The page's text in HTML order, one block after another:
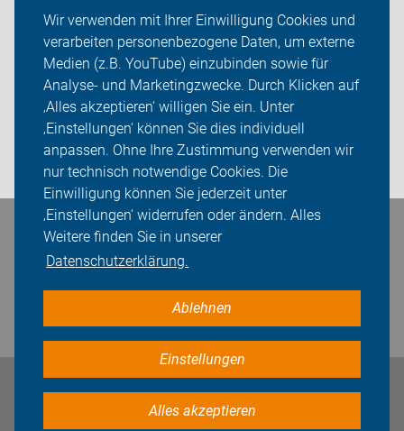
Wir verwenden mit Ihrer Einwilligung Cookies und
verarbeiten personenbezogene Daten, um externe
Medien (z.B. YouTube) einzubinden sowie für
Analyse- und Marketingzwecke. Durch Klicken auf
‚Alles akzeptieren‘ willigen Sie ein. Unter
‚Einstellungen‘ können Sie dies individuell
anpassen. Ohne Ihre Zustimmung verwenden wir
nur technisch notwendige Cookies. Die
Einwilligung können Sie jederzeit unter
‚Einstellungen‘ widerrufen oder ändern. Alles
Weitere finden Sie in unserer
Datenschutzerklärung.
Ablehnen
Einstellungen
Alles akzeptieren
ADFC Donau-Ries
Sei dabei
Presse
Login
Bleiben Sie in Kontakt